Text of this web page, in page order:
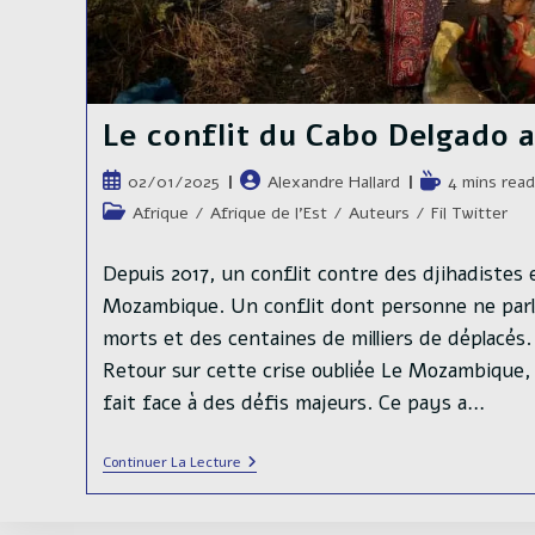
Le conflit du Cabo Delgado
Publication
publiée :
02/01/2025
Auteur/autrice
de
Alexandre Hallard
Temps
de
4 mins read
PostAfrique / Afrique de l'Est / Auteurs / Fil Twitter
Depuis 2017, un conflit contre des djihadistes
Mozambique. Un conflit dont personne ne
morts et des centaines de milliers de déplacés.
Retour sur cette crise oubliée Le
fait face à des défis majeurs. Ce pays a…
Continuer La LectureLe
Conflit
Du